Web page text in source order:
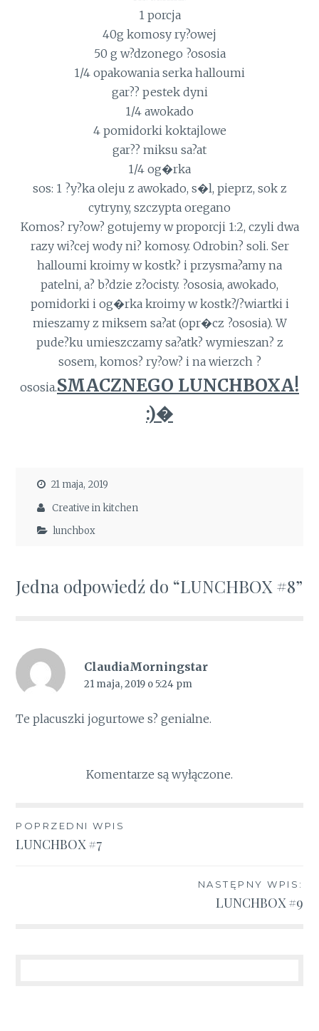
1 porcja
40g komosy ry?owej
50 g w?dzonego ?ososia
1/4 opakowania serka halloumi
gar?? pestek dyni
1/4 awokado
4 pomidorki koktajlowe
gar?? miksu sa?at
1/4 og�rka
sos: 1 ?y?ka oleju z awokado, s�l, pieprz, sok z
cytryny, szczypta oregano
Komos? ry?ow? gotujemy w proporcji 1:2, czyli dwa
razy wi?cej wody ni? komosy. Odrobin? soli. Ser
halloumi kroimy w kostk? i przysma?amy na
patelni, a? b?dzie z?ocisty. ?ososia, awokado,
pomidorki i og�rka kroimy w kostk?/?wiartki i
mieszamy z miksem sa?at (opr�cz ?ososia). W
pude?ku umieszczamy sa?atk? wymieszan? z
sosem, komos? ry?ow? i na wierzch ?
ososia.SMACZNEGO LUNCHBOXA!
:)�
21 maja, 2019
Creative in kitchen
lunchbox
Jedna odpowiedź do “LUNCHBOX #8”
ClaudiaMorningstar
21 maja, 2019 o 5:24 pm
Te placuszki jogurtowe s? genialne.
Komentarze są wyłączone.
Nawigacja
wpisu
POPRZEDNI WPIS
LUNCHBOX #7
NASTĘPNY WPIS:
LUNCHBOX #9